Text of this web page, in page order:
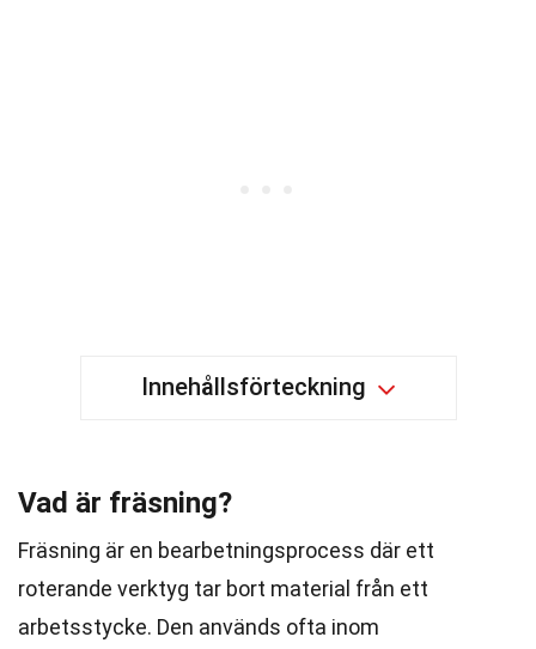
Innehållsförteckning
Vad är fräsning?
Fräsning är en bearbetningsprocess där ett
roterande verktyg tar bort material från ett
arbetsstycke. Den används ofta inom